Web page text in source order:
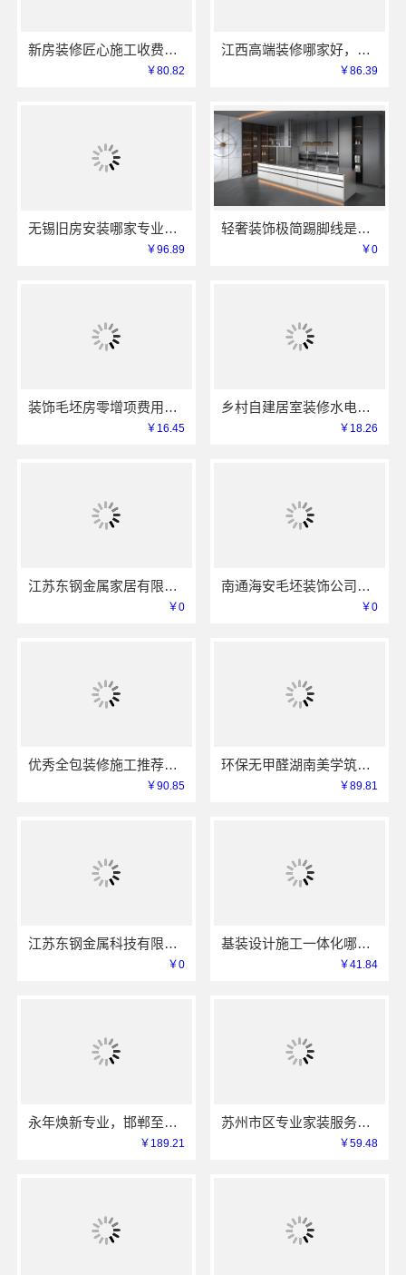
新房装修匠心施工收费多少，嘉兴美居乐建材科技有限公司
￥80.82
江西高端装修哪家好，江西圣匠新型环保材料有限公司专业推荐
￥86.39
无锡旧房安装哪家专业？无锡亿莱居装饰工程材料有限公司经验丰富
￥96.89
轻奢装饰极简踢脚线是什么-江苏东钢金属家居材质解析
￥0
装饰毛坯房零增项费用承诺-苏州兔哥哥智装新材料有限公司明码标价
￥16.45
乡村自建居室装修水电规整海南万赢饰家新型建筑材料有限公
￥18.26
江苏东钢金属家居有限公司大平层极简踢脚线评测
￥0
南通海安毛坯装饰公司设计_南通宏域全宅装饰建材有限公司
￥0
优秀全包装修施工推荐云南至高新型建材有限公司
￥90.85
环保无甲醛湖南美学筑家建材有限公司软装配套
￥89.81
江苏东钢金属科技有限公司不锈钢衣柜定制工厂联系电话
￥0
基装设计施工一体化哪家专业？亿莱居装饰工程材料有限公司可靠
￥41.84
永年焕新专业，邯郸至臻全宅新材料有限公司为您省心
￥189.21
苏州市区专业家装服务报价老房翻新，苏州百年豪庭新材料有限公司
￥59.48